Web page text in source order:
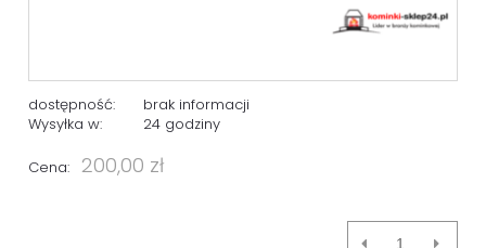
dostępność:
brak informacji
Wysyłka w:
24 godziny
Cena: 200,00 zł